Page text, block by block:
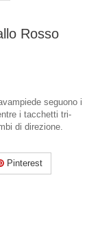
Rosso
seguono i
i tacchetti tri-
di direzione.
Pinterest